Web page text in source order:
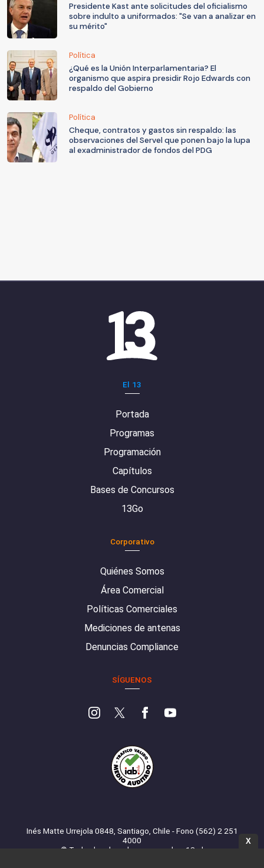
Presidente Kast ante solicitudes del oficialismo
sobre indulto a uniformados: "Se van a analizar en
su mérito"
Política
¿Qué es la Unión Interparlamentaria? El
organismo que aspira presidir Rojo Edwards con
respaldo del Gobierno
Política
Cheque, contratos y gastos sin respaldo: las
observaciones del Servel que ponen bajo la lupa
al exadministrador de fondos del PDG
El 13
Portada
Programas
Programación
Capítulos
Bases de Concursos
13Go
Corporativo
Quiénes Somos
Área Comercial
Políticas Comerciales
Mediciones de antenas
Denuncias Compliance
SÍGUENOS
Inés Matte Urrejola 0848, Santiago, Chile - Fono (562) 2 251
4000
© Todos los derechos reservados. 13.cl
X